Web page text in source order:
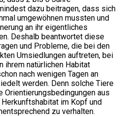
dazu beitragen, dass sich
umgewöhnen mussten und
an ihr eigentliches
Deshalb beantwortet diese
und Probleme, die bei den
Umsiedlungen auftreten, bei
ihrem natürlichen Habitat
nach wenigen Tagen an
werden. Denn solche Tiere
Orientierungsbedingungen aus
im Kopf und
zu verhalten.